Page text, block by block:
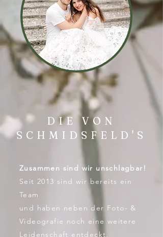
DIE VON
SCHMIDSFELD'S
Zusammen sind wir unschlagbar!
Seit 2013 sind wir bereits ein
Team
und haben neben der Foto- &
Videografie noch eine weitere
Leidenschaft entdeckt.